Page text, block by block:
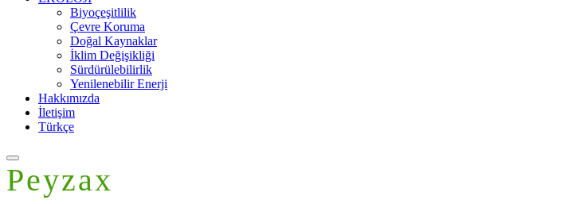
Biyoçeşitlilik
Çevre Koruma
Doğal Kaynaklar
İklim Değişikliği
Sürdürülebilirlik
Yenilenebilir Enerji
Hakkımızda
İletişim
Türkçe
Peyzax